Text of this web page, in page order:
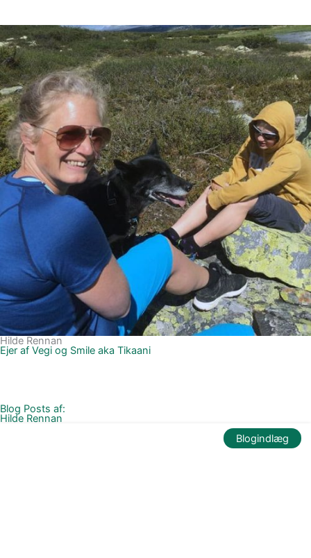
Hilde Rennan
Ejer af Vegi og Smile aka Tikaani
Blog Posts af:
Hilde Rennan
Blogindlæg